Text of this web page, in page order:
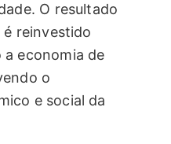
O resultado
reinvestido
economia de
o
e social da